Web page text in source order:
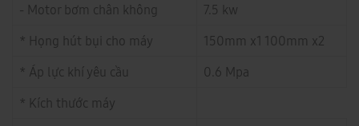
- Motor bơm chân không
7.5 kw
* Họng hút bụi cho máy
150mm x1 100mm x2
* Áp lực khí yêu cầu
0.6 Mpa
* Kích thước máy